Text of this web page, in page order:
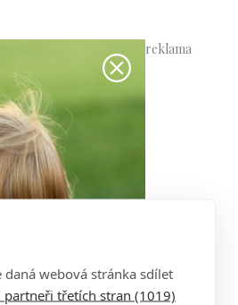
webová stránka sdílet
partneři třetích stran (1019)